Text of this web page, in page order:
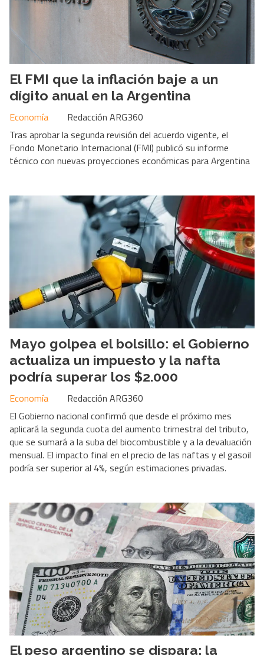
El FMI que la inflación baje a un
dígito anual en la Argentina
Redacción ARG360
Economía
Tras aprobar la segunda revisión del acuerdo vigente, el
Fondo Monetario Internacional (FMI) publicó su informe
técnico con nuevas proyecciones económicas para Argentina
Mayo golpea el bolsillo: el Gobierno
actualiza un impuesto y la nafta
podría superar los $2.000
Redacción ARG360
Economía
El Gobierno nacional confirmó que desde el próximo mes
aplicará la segunda cuota del aumento trimestral del tributo,
que se sumará a la suba del biocombustible y a la devaluación
mensual. El impacto final en el precio de las naftas y el gasoil
podría ser superior al 4%, según estimaciones privadas.
El peso argentino se dispara: la